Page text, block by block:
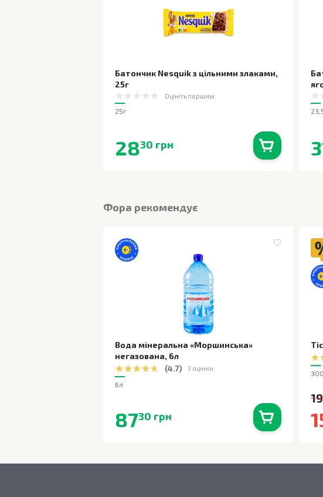
Батончик Nesquik з цільними злаками,
25г
Оцініть першим
25г
2830 грн
Фора рекомендує
Вода мінеральна «Моршинська»
негазована, 6л
(4.7) 3 оцінки
6л
8730 грн